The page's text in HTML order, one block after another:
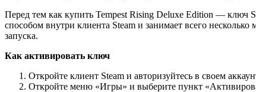
Перед тем как купить Tempest Rising Deluxe Edition — ключ
способом внутри клиента Steam и занимает всего
запуска.
Как активировать ключ
Откройте клиент Steam и авторизуйтесь в своем
Откройте меню «Игры» и выберите пункт